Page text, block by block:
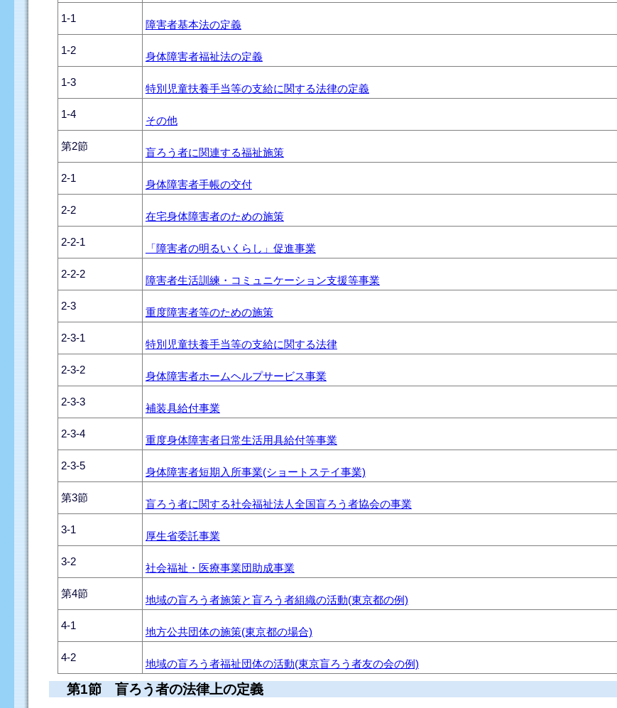
1-1
障害者基本法の定義
1-2
身体障害者福祉法の定義
1-3
特別児童扶養手当等の支給に関する法律の定義
1-4
その他
第2節
盲ろう者に関連する福祉施策
2-1
身体障害者手帳の交付
2-2
在宅身体障害者のための施策
2-2-1
「障害者の明るいくらし」促進事業
2-2-2
障害者生活訓練・コミュニケーション支援等事業
2-3
重度障害者等のための施策
2-3-1
特別児童扶養手当等の支給に関する法律
2-3-2
身体障害者ホームヘルプサービス事業
2-3-3
補装具給付事業
2-3-4
重度身体障害者日常生活用具給付等事業
2-3-5
身体障害者短期入所事業(ショートステイ事業)
第3節
盲ろう者に関する社会福祉法人全国盲ろう者協会の事業
3-1
厚生省委託事業
3-2
社会福祉・医療事業団助成事業
第4節
地域の盲ろう者施策と盲ろう者組織の活動(東京都の例)
4-1
地方公共団体の施策(東京都の場合)
4-2
地域の盲ろう者福祉団体の活動(東京盲ろう者友の会の例)
第1節 盲ろう者の法律上の定義